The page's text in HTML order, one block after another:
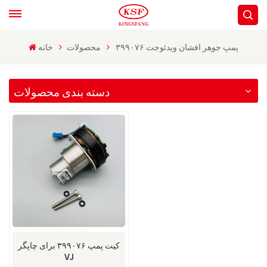
خانه محصولات پمپ جوهر افشان ویدئوجت ۳۹۹۰۷۶
دسته بندی محصولات
کیت پمپ ۳۹۹۰۷۶ برای چاپگر
VJ